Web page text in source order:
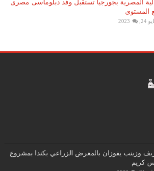
المصرية بجورجيا تستقبل وفد دبلوماسى مصرى
المستوى
2023
وزينب يفوزان بالمعرض الزراعي بكندا بمشروع
كريم